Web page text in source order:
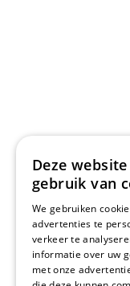
Deze
gebruik van
We gebruiken
advertenties te
verkeer te
informatie over uw
met onze